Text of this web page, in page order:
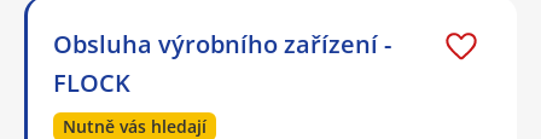
Obsluha výrobního zařízení -
FLOCK
Nutně vás hledají